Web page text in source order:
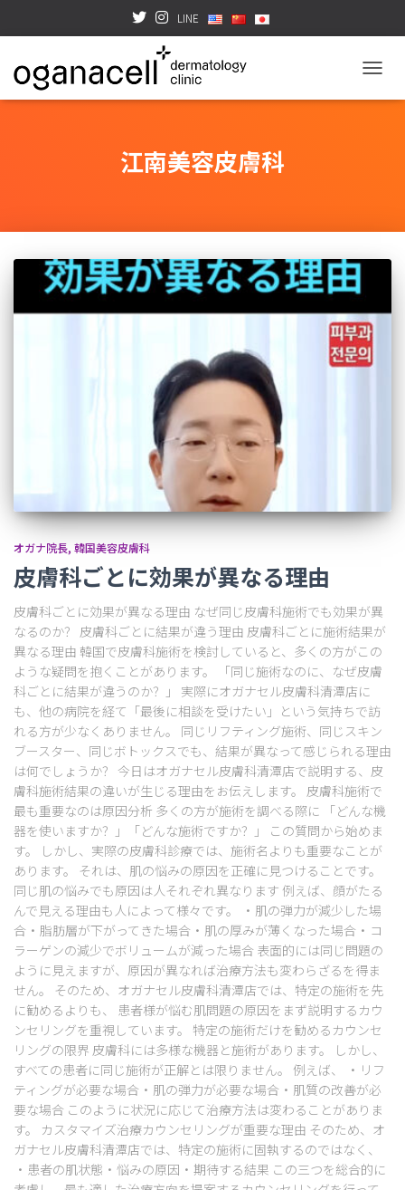
LINE
江南美容皮膚科
オガナ院長 韓国美容皮膚科
皮膚科ごとに効果が異なる理由
皮膚科ごとに効果が異なる理由 なぜ同じ皮膚科施術でも効果が異
なるのか？ 皮膚科ごとに結果が違う理由 皮膚科ごとに施術結果が
異なる理由 韓国で皮膚科施術を検討していると、多くの方がこの
ような疑問を抱くことがあります。 「同じ施術なのに、なぜ皮膚
科ごとに結果が違うのか？」 実際にオガナセル皮膚科清潭店に
も、他の病院を経て「最後に相談を受けたい」という気持ちで訪
れる方が少なくありません。 同じリフティング施術、同じスキン
ブースター、同じボトックスでも、結果が異なって感じられる理由
は何でしょうか？ 今日はオガナセル皮膚科清潭店で説明する、皮
膚科施術結果の違いが生じる理由をお伝えします。 皮膚科施術で
最も重要なのは原因分析 多くの方が施術を調べる際に 「どんな機
器を使いますか？」「どんな施術ですか？」 この質問から始めま
す。 しかし、実際の皮膚科診療では、施術名よりも重要なことが
あります。 それは、肌の悩みの原因を正確に見つけることです。
同じ肌の悩みでも原因は人それぞれ異なります 例えば、顔がたる
んで見える理由も人によって様々です。 ・肌の弾力が減少した場
合・脂肪層が下がってきた場合・肌の厚みが薄くなった場合・コ
ラーゲンの減少でボリュームが減った場合 表面的には同じ問題の
ように見えますが、原因が異なれば治療方法も変わらざるを得ま
せん。 そのため、オガナセル皮膚科清潭店では、特定の施術を先
に勧めるよりも、 患者様が悩む肌問題の原因をまず説明するカウ
ンセリングを重視しています。 特定の施術だけを勧めるカウンセ
リングの限界 皮膚科には多様な機器と施術があります。 しかし、
すべての患者に同じ施術が正解とは限りません。 例えば、 ・リフ
ティングが必要な場合・肌の弾力が必要な場合・肌質の改善が必
要な場合 このように状況に応じて治療方法は変わることがありま
す。 カスタマイズ治療カウンセリングが重要な理由 そのため、オ
ガナセル皮膚科清潭店では、特定の施術に固執するのではなく、
・患者の肌状態・悩みの原因・期待する結果 この三つを総合的に